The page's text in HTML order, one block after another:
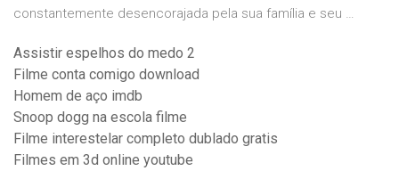
constantemente desencorajada pela sua família e seu …
Assistir espelhos do medo 2
Filme conta comigo download
Homem de aço imdb
Snoop dogg na escola filme
Filme interestelar completo dublado gratis
Filmes em 3d online youtube